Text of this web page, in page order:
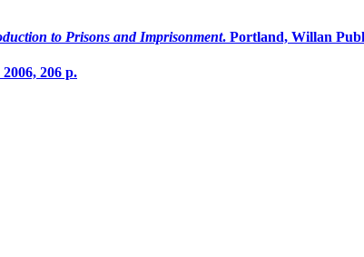
to Prisons and Imprisonment. Portland, Willan
206 p.